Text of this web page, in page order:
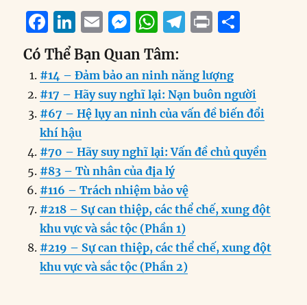
F
a
c
e
b
o
o
k
Li
n
k
e
d
I
n
E
m
ai
l
M
e
ss
e
n
er
W
h
at
s
A
p
T
e
g
r
m
P
n
t
re
Có Thể Bạn Quan Tâm:
#14 – Đảm bảo an ninh năng lượng
#17 – Hãy suy nghĩ lại: Nạn buôn người
#67 – Hệ lụy an ninh của vấn đề biến đổi
khí hậu
#70 – Hãy suy nghĩ lại: Vấn đề chủ quyền
#83 – Tù nhân của địa lý
#116 – Trách nhiệm bảo vệ
#218 – Sự can thiệp, các thể chế, xung đột
khu vực và sắc tộc (Phần 1)
#219 – Sự can thiệp, các thể chế, xung đột
khu vực và sắc tộc (Phần 2)